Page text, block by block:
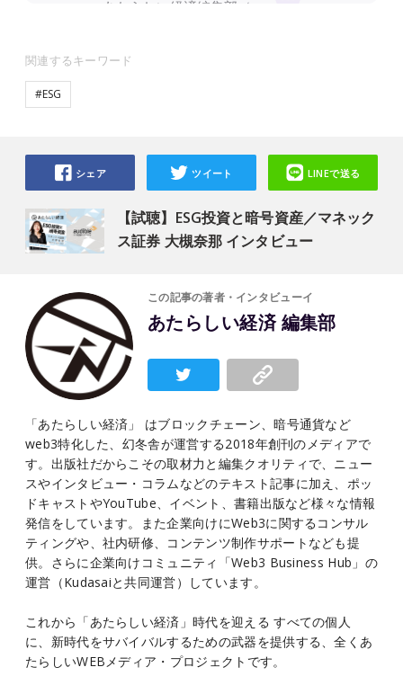
関連するキーワード
#ESG
【試聴】ESG投資と暗号資産／マネック
ス証券 大槻奈那 インタビュー
シェア ツイート LINEで送る
この記事の著者・インタビューイ
あたらしい経済 編集部
「あたらしい経済」 はブロックチェーン、暗号通貨など
web3特化した、幻冬舎が運営する2018年創刊のメディアで
す。出版社だからこその取材力と編集クオリティで、ニュー
スやインタビュー・コラムなどのテキスト記事に加え、ポッ
ドキャストやYouTube、イベント、書籍出版など様々な情報
発信をしています。また企業向けにWeb3に関するコンサル
ティングや、社内研修、コンテンツ制作サポートなども提
供。さらに企業向けコミュニティ「Web3 Business Hub」の
運営（Kudasaiと共同運営）しています。
これから「あたらしい経済」時代を迎える すべての個人
に、新時代をサバイバルするための武器を提供する、全くあ
たらしいWEBメディア・プロジェクトです。